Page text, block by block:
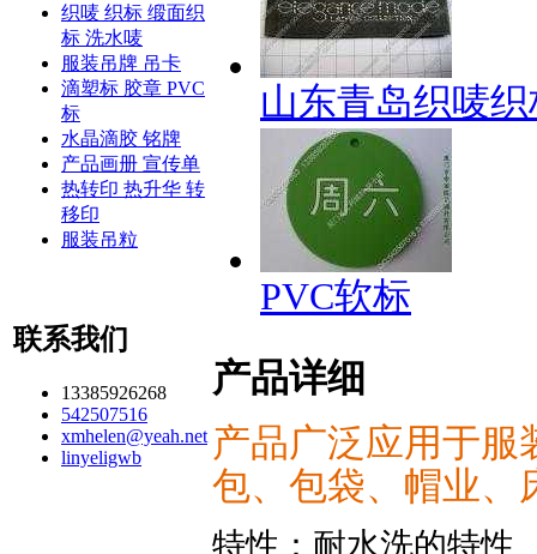
织唛 织标 缎面织
标 洗水唛
服装吊牌 吊卡
滴塑标 胶章 PVC
标
水晶滴胶 铭牌
产品画册 宣传单
热转印 热升华 转
移印
服装吊粒
联系我们
13385926268
542507516
xmhelen@yeah.net
linyeligwb
山东青岛织唛
PVC软标
产品详细
产品广泛应用于服
包、包袋、帽业、
特性：耐水洗的特性